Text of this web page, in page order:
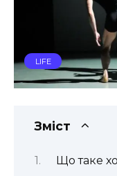
LIFE
Зміст
Що таке